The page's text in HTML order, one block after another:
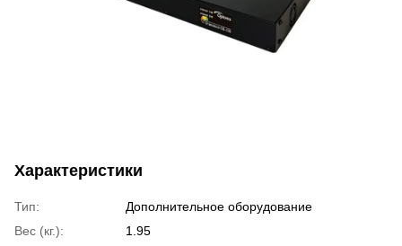
Характеристики
Тип:
Дополнительное оборудование
Вес (кг.):
1.95